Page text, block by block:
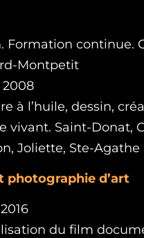
Formation continue.
Montpetit
2008
à l’huile, dessin,
vivant. Saint-Donat,
Joliette, Ste-Agathe
photographie d’art
du film